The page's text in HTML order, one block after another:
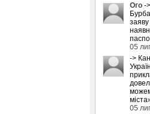
Ого -
заяву
05
->
05